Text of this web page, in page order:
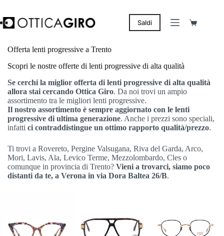
contenuto
Saldi Carrello
Offerta lenti progressive a Trento
Scopri le nostre offerte di lenti progressive di alta qualità
Se cerchi la miglior offerta di lenti progressive di alta qualità
allora stai cercando Ottica Giro. Da noi trovi un ampio
assortimento tra le migliori lenti progressive.
Il nostro assortimento è sempre aggiornato con le lenti
progressive di ultima generazione. Anche i prezzi sono speciali,
infatti ci contraddistingue un ottimo rapporto qualità/prezzo.
Ti trovi a Rovereto, Pergine Valsugana, Riva del Garda, Arco,
Mori, Lavis, Ala, Levico Terme, Mezzolombardo, Cles o
comunque in provincia di Trento? Vieni a trovarci, siamo poco
distanti da te, a Verona in via Dora Baltea 26/B.